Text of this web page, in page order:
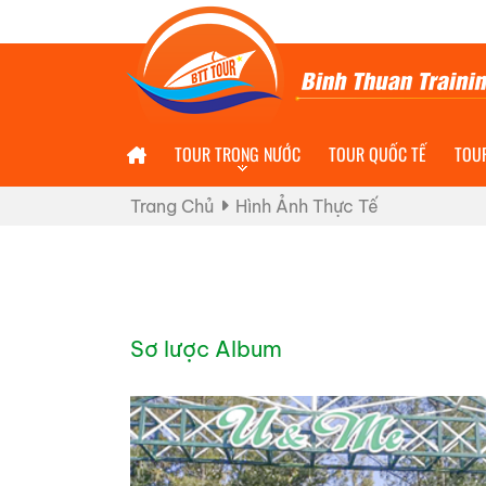
TOUR TRONG NƯỚC TOUR QUỐC TẾ
Trang Chủ Hình Ảnh Thực Tế
Sơ lược Album